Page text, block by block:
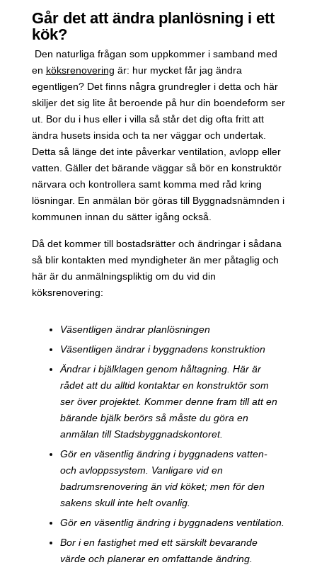
Går det att ändra planlösning i ett
kök?
Den naturliga frågan som uppkommer i samband med
en köksrenovering är: hur mycket får jag ändra
egentligen? Det finns några grundregler i detta och här
skiljer det sig lite åt beroende på hur din boendeform ser
ut. Bor du i hus eller i villa så står det dig ofta fritt att
ändra husets insida och ta ner väggar och undertak.
Detta så länge det inte påverkar ventilation, avlopp eller
vatten. Gäller det bärande väggar så bör en konstruktör
närvara och kontrollera samt komma med råd kring
lösningar. En anmälan bör göras till Byggnadsnämnden i
kommunen innan du sätter igång också.
Då det kommer till bostadsrätter och ändringar i sådana
så blir kontakten med myndigheter än mer påtaglig och
här är du anmälningspliktig om du vid din
köksrenovering:
Väsentligen ändrar planlösningen
Väsentligen ändrar i byggnadens konstruktion
Ändrar i bjälklagen genom håltagning. Här är
rådet att du alltid kontaktar en konstruktör som
ser över projektet. Kommer denne fram till att en
bärande bjälk berörs så måste du göra en
anmälan till Stadsbyggnadskontoret.
Gör en väsentlig ändring i byggnadens vatten-
och avloppssystem. Vanligare vid en
badrumsrenovering än vid köket; men för den
sakens skull inte helt ovanlig.
Gör en väsentlig ändring i byggnadens ventilation.
Bor i en fastighet med ett särskilt bevarande
värde och planerar en omfattande ändring.